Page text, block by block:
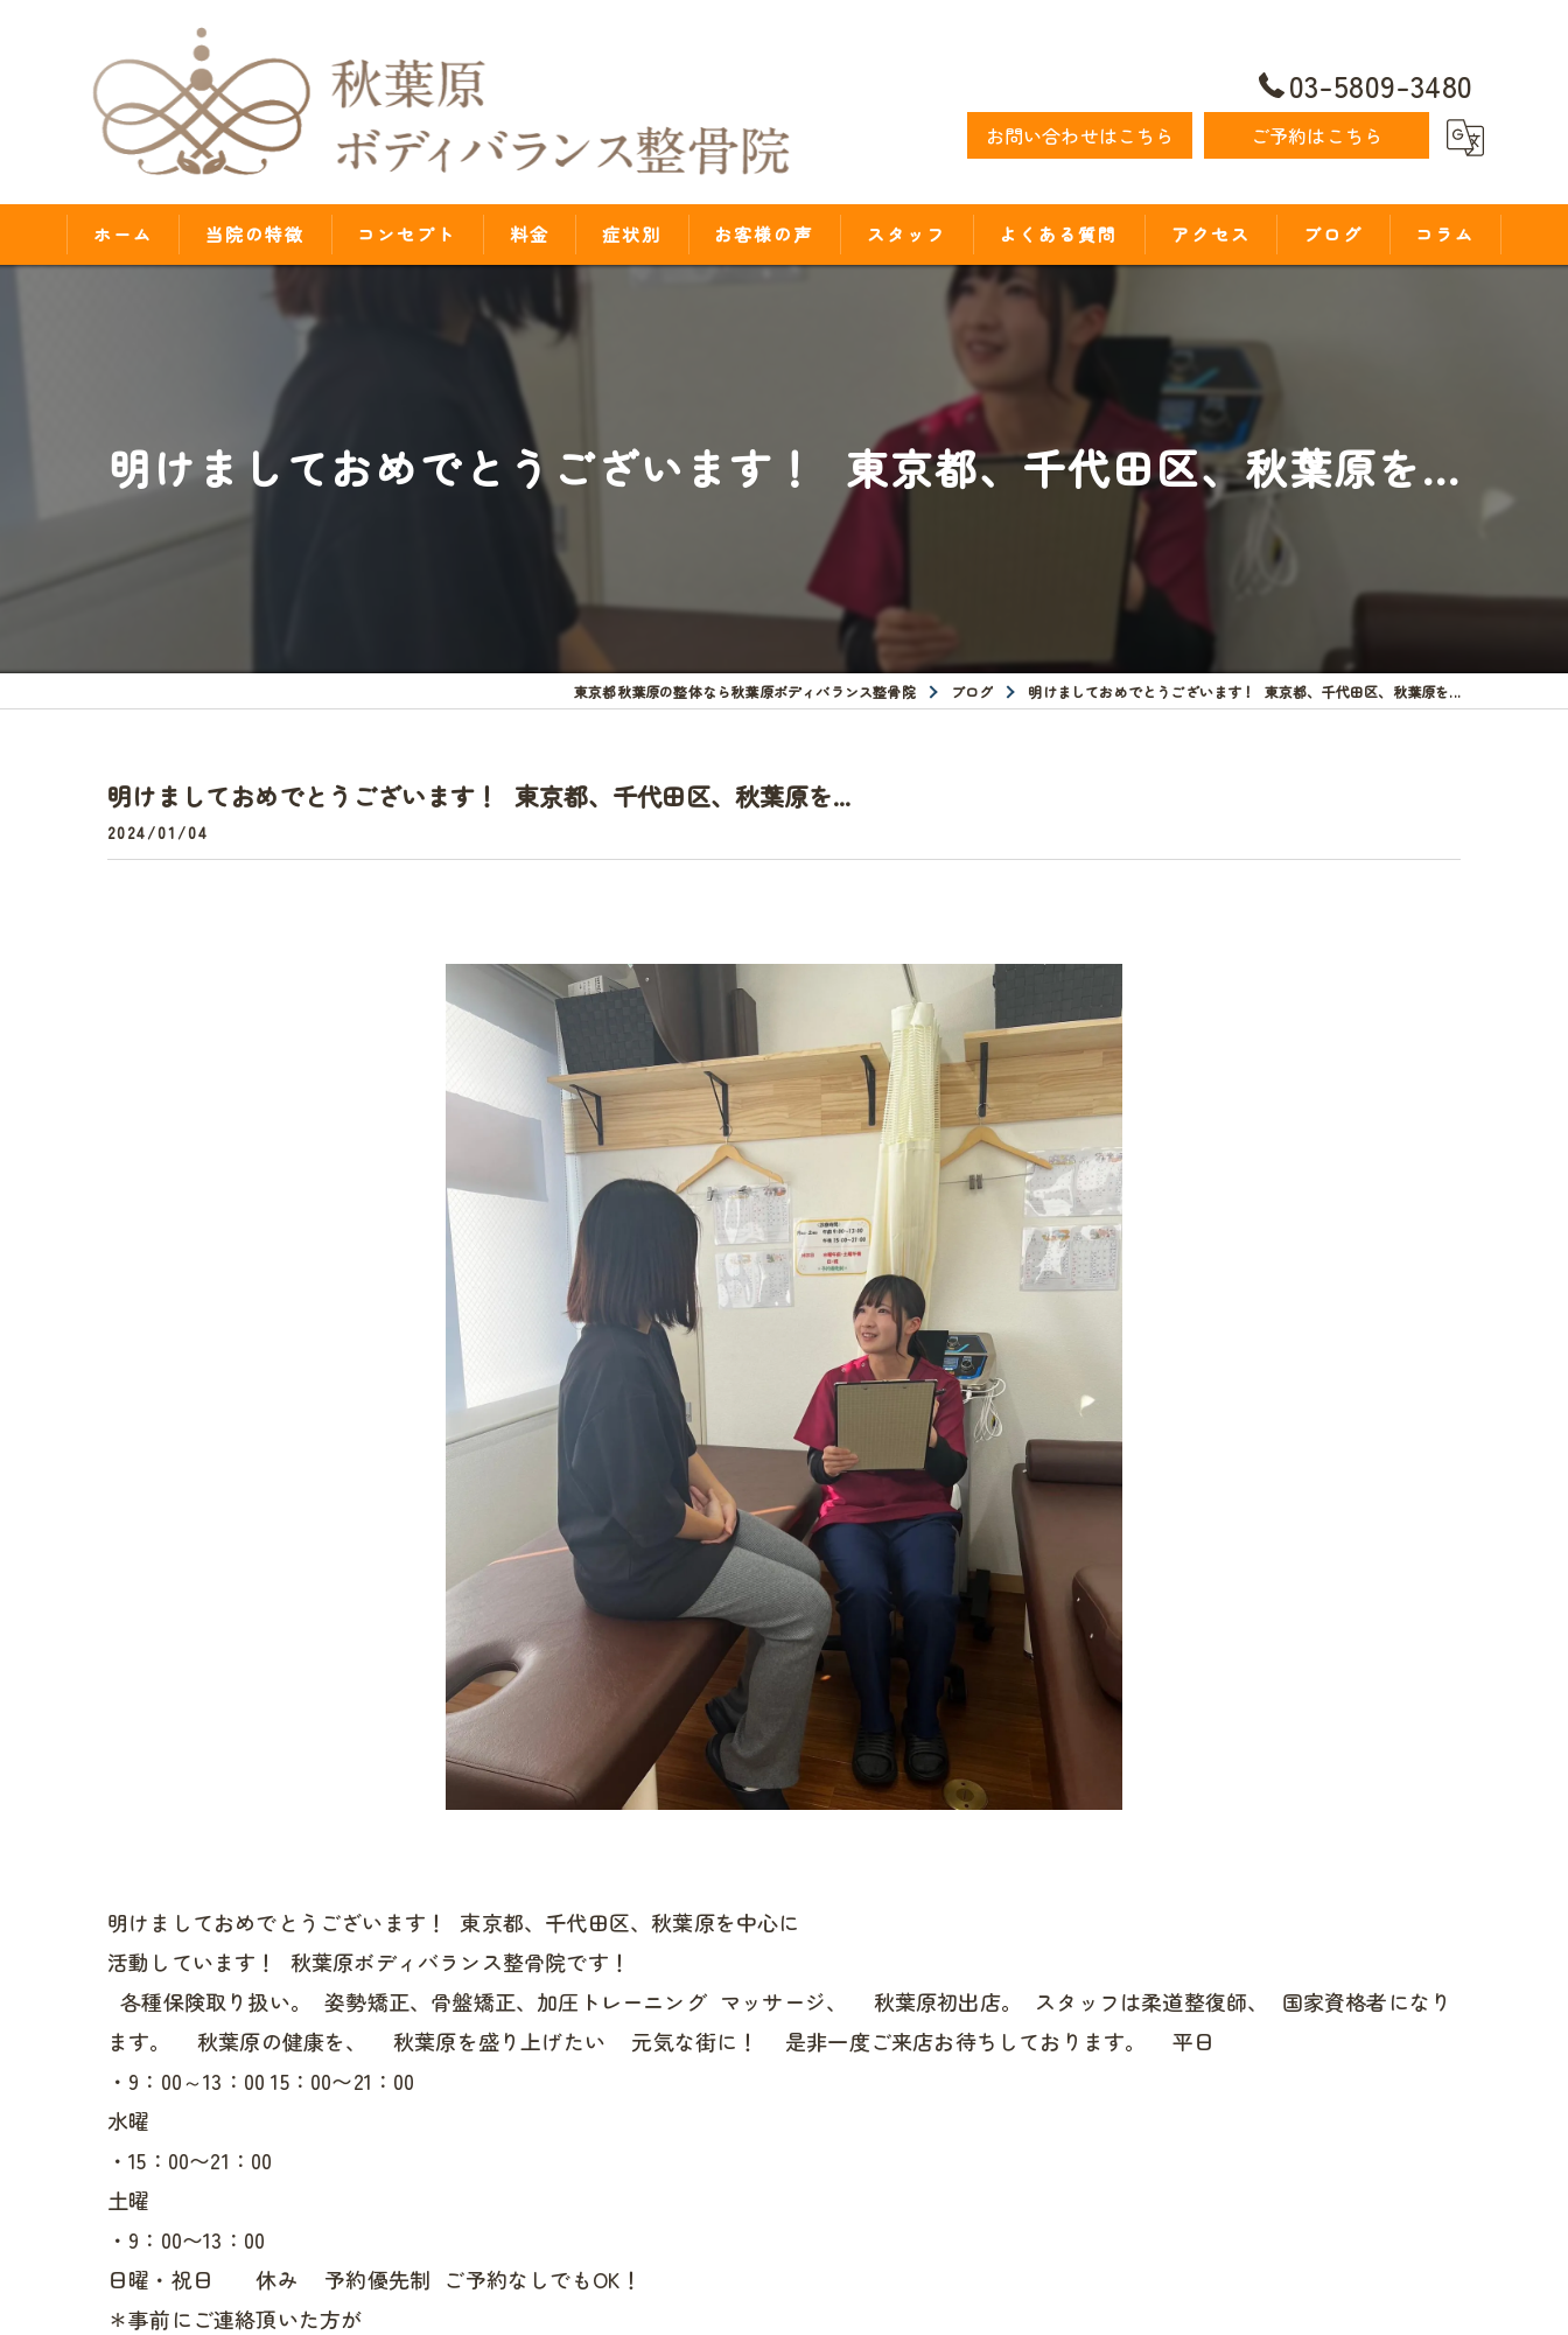
03-5809-3480
お問い合わせはこちら ご予約はこちら
ホーム 当院の特徴
首
コンセプト 料金 症状別 お客様の声 スタッフ よくある質問 アクセス ブログ コラム
明けましておめでとうございます！ 東京都、千代田区、秋葉原を...
東京都秋葉原の整体なら秋葉原ボディバランス整骨院 ブログ 明けましておめでとうございます！ 東京都、千代田区、秋葉原を...
明けましておめでとうございます！ 東京都、千代田区、秋葉原を...
2024/01/04
明けましておめでとうございます！ 東京都、千代田区、秋葉原を中心に
活動しています！ 秋葉原ボディバランス整骨院です！
各種保険取り扱い。 姿勢矯正、骨盤矯正、加圧トレーニング マッサージ、 秋葉原初出店。 スタッフは柔道整復師、 国家資格者になり
ます。 秋葉原の健康を、 秋葉原を盛り上げたい 元気な街に！ 是非一度ご来店お待ちしております。 平日
・9：00～13：00 15：00〜21：00
水曜
・15：00〜21：00
土曜
・9：00〜13：00
日曜・祝日 休み 予約優先制 ご予約なしでもOK！
＊事前にご連絡頂いた方が